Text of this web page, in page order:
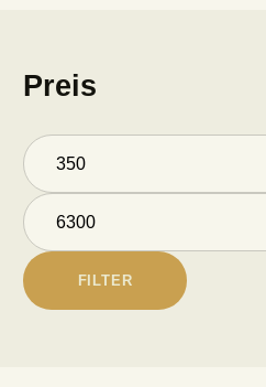
–
€
Preis
FILTER